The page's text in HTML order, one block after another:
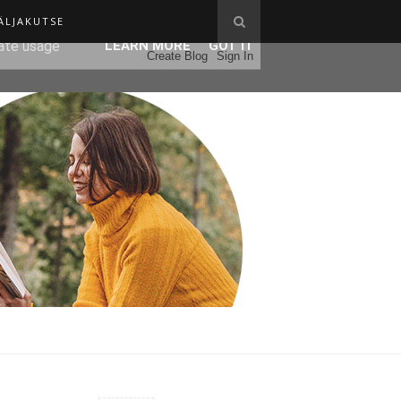
agent
usage
LEARN MORE GOT IT